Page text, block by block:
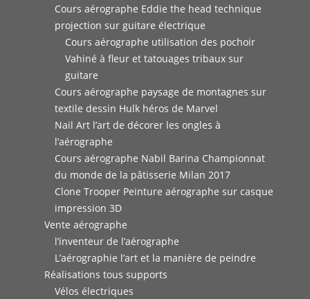
Cours aérographe Eddie the head technique
projection sur guitare électrique
Cours aérographe utilisation des pochoir
Vahiné à fleur et tatouages tribaux sur
guitare
Cours aérographe paysage de montagnes sur
textile dessin Hulk héros de Marvel
Nail Art l’art de décorer les ongles à
l’aérographe
Cours aérographe Nabil Barina Championnat
du monde de la pâtisserie Milan 2017
Clone Trooper Peinture aérographe sur casque
impression 3D
Vente aérographe
l’inventeur de l’aérographe
L’aérographie l’art et la manière de peindre
Réalisations tous supports
Vélos électriques